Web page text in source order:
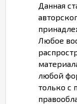
Данная
Любое
любой
только с